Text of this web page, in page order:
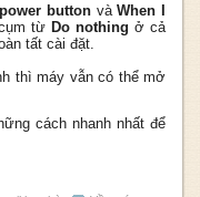
buttonvàWhen I
từ Do nothing ở cả
tất cài đặt.
thì máy vẫn có thể mở
cách nhanh nhất để